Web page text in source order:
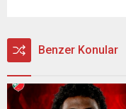
Benzer Konular